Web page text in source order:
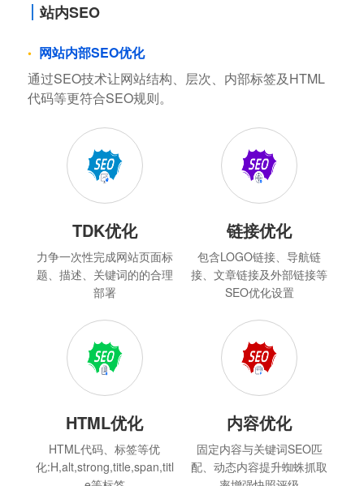
站内SEO
网站内部SEO优化
通过SEO技术让网站结构、层次、内部标签及HTML
代码等更符合SEO规则。
TDK优化
力争一次性完成网站页面标
题、描述、关键词的的合理
部署
链接优化
包含LOGO链接、导航链
接、文章链接及外部链接等
SEO优化设置
HTML优化
HTML代码、标签等优
化:H,alt,strong,title,span,titl
内容优化
固定内容与关键词SEO匹
配、动态内容提升蜘蛛抓取